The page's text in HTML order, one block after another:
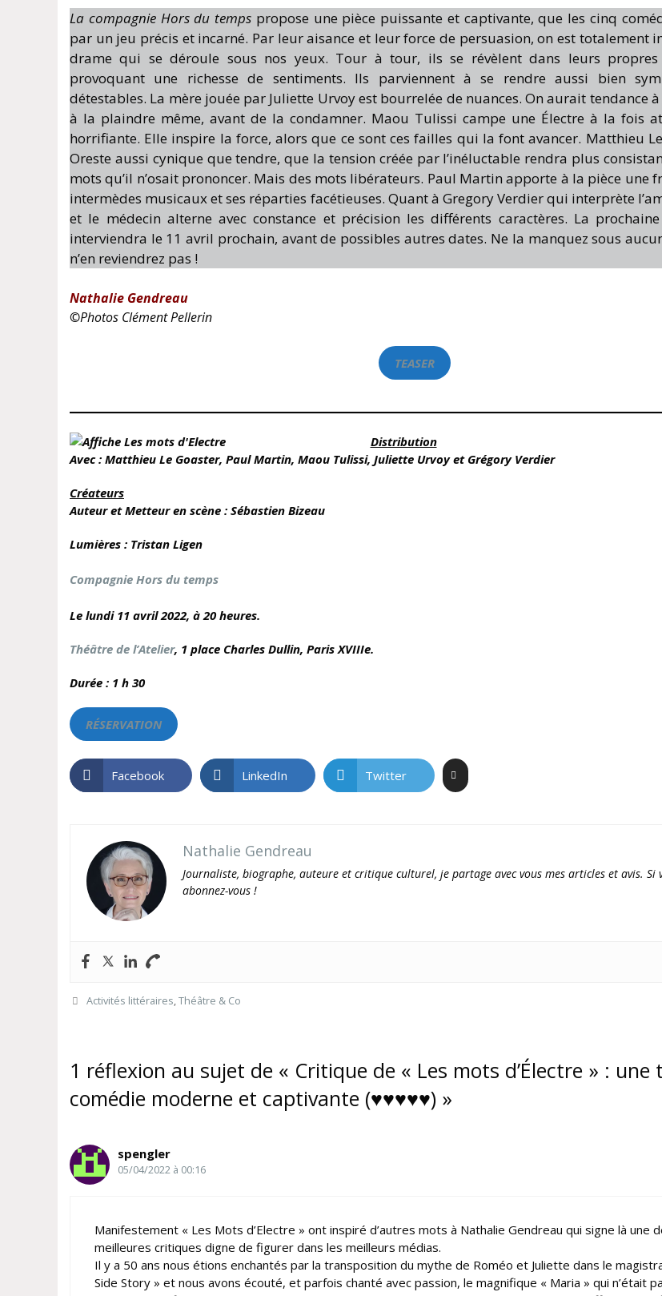
La compagnie Hors du temps propose une pièce puissante et captivante, que les cinq
par un jeu précis et incarné. Par leur aisance et leur force de persuasion, on est totalement
drame qui se déroule sous nos yeux. Tour à tour, ils se révèlent dans leurs propres
provoquant une richesse de sentiments. Ils parviennent à se rendre aussi bien
détestables. La mère jouée par Juliette Urvoy est bourrelée de nuances. On aurait tendance
à la plaindre même, avant de la condamner. Maou Tulissi campe une Électre à la fois
horrifiante. Elle inspire la force, alors que ce sont ces failles qui la font avancer. Matthieu
Oreste aussi cynique que tendre, que la tension créée par l’inéluctable rendra plus
mots qu’il n’osait prononcer. Mais des mots libérateurs. Paul Martin apporte à la pièce une
intermèdes musicaux et ses réparties facétieuses. Quant à Gregory Verdier qui interprète
et le médecin alterne avec constance et précision les différents caractères. La
interviendra le 11 avril prochain, avant de possibles autres dates. Ne la manquez sous
n’en reviendrez pas !
Nathalie Gendreau
©Photos Clément Pellerin
TEASER
Distribution
Avec : Matthieu Le Goaster, Paul Martin, Maou Tulissi, Juliette Urvoy et Grégory Verdier
Créateurs
Auteur et Metteur en scène : Sébastien Bizeau
Lumières : Tristan Ligen
Compagnie Hors du temps
Le lundi 11 avril 2022, à 20 heures.
Théâtre de l’Atelier, 1 place Charles Dullin, Paris XVIIIe.
Durée : 1 h 30
RÉSERVATION
Facebook LinkedIn Twitter
Nathalie Gendreau
Journaliste, biographe, auteure et critique culturel, je partage avec vous mes articles et avis. Si
abonnez-vous !
Catégories
Activités littéraires,Théâtre & Co
1 réflexion au sujet de « Critique de « Les mots d’Électre » : une
comédie moderne et captivante (♥♥♥♥♥) »
spengler
05/04/2022 à 00:16
Manifestement « Les Mots d’Electre » ont inspiré d’autres mots à Nathalie Gendreau qui signe là une
meilleures critiques digne de figurer dans les meilleurs médias.
Il y a 50 ans nous étions enchantés par la transposition du mythe de Roméo et Juliette dans le
Side Story » et nous avons écouté, et parfois chanté avec passion, le magnifique « Maria » qui n’était